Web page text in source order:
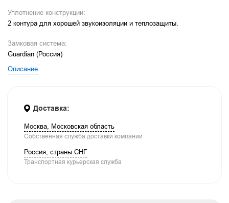
Уплотнение конструкции:
2 контура для хорошей звукоизоляции и теплозащиты.
Замковая система:
Guardian (Россия)
Описание
Доставка:
Москва, Московская область
Собственная служба доставки компании
Россия, страны СНГ
Транспортная курьерская служба